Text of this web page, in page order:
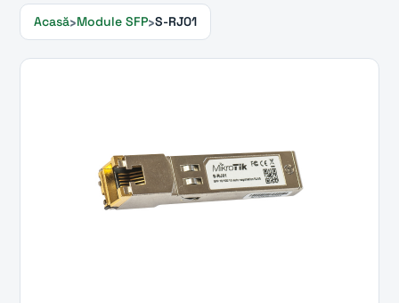
Acasă Module SFP S-RJ01